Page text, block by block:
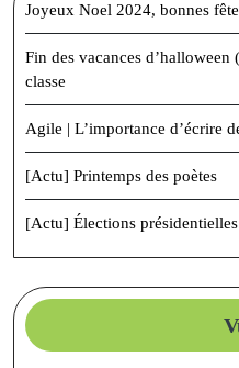
Joyeux Noel 2024, bonnes
Fin des vacances
classe
Agile | L’importance d’écrire
[Actu] Printemps des poètes
[Actu] Élections